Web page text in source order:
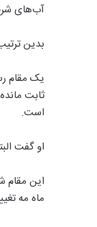
آب‌های
بدین
ثابت
است.
او گفت
این مقام
ماه مه تغییری